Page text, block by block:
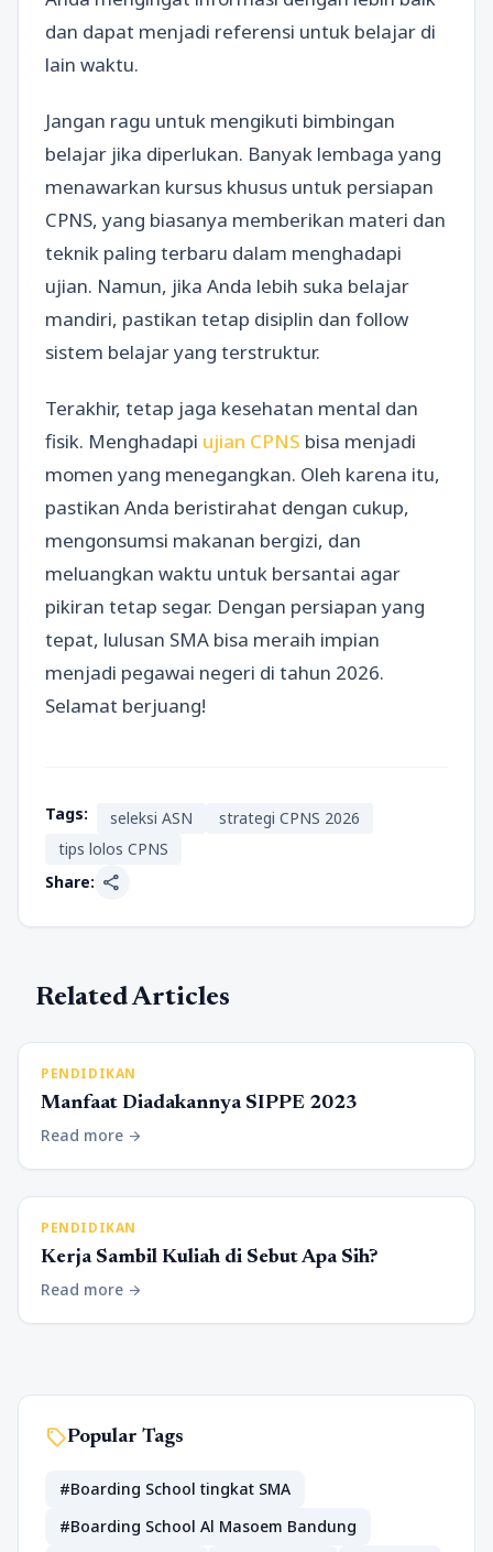
dan dapat menjadi referensi untuk belajar di
lain waktu.
Jangan ragu untuk mengikuti bimbingan
belajar jika diperlukan. Banyak lembaga yang
menawarkan kursus khusus untuk persiapan
CPNS, yang biasanya memberikan materi dan
teknik paling terbaru dalam menghadapi
ujian. Namun, jika Anda lebih suka belajar
mandiri, pastikan tetap disiplin dan follow
sistem belajar yang terstruktur.
Terakhir, tetap jaga kesehatan mental dan
fisik. Menghadapi ujian CPNS bisa menjadi
momen yang menegangkan. Oleh karena itu,
pastikan Anda beristirahat dengan cukup,
mengonsumsi makanan bergizi, dan
meluangkan waktu untuk bersantai agar
pikiran tetap segar. Dengan persiapan yang
tepat, lulusan SMA bisa meraih impian
menjadi pegawai negeri di tahun 2026.
Selamat berjuang!
Tags: seleksi ASN
strategi CPNS 2026
tips lolos CPNS
Share: share
Related Articles
PENDIDIKAN
Manfaat Diadakannya SIPPE 2023
Read more arrow_forward
PENDIDIKAN
Kerja Sambil Kuliah di Sebut Apa Sih?
Read more arrow_forward
sellPopular Tags
#Boarding School tingkat SMA
#Boarding School Al Masoem Bandung